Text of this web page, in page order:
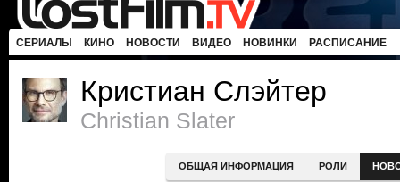
СЕРИАЛЫ КИНО НОВОСТИ ВИДЕО НОВИНКИ РАСПИСАНИЕ
Кристиан Слэйтер
Christian Slater
ОБЩАЯ ИНФОРМАЦИЯ РОЛИ